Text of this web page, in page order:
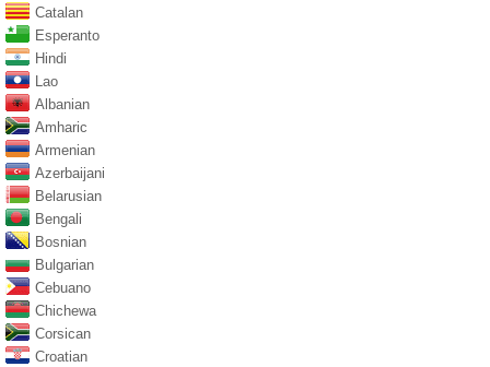
Catalan
Esperanto
Hindi
Lao
Albanian
Amharic
Armenian
Azerbaijani
Belarusian
Bengali
Bosnian
Bulgarian
Cebuano
Chichewa
Corsican
Croatian